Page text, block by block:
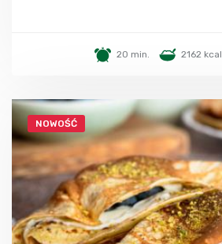
20 min. 2162 kcal
NOWOŚĆ